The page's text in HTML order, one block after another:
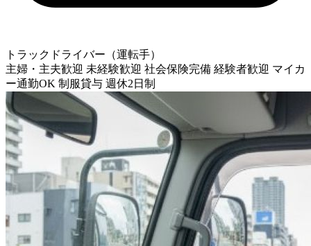
トラックドライバー（運転手）
主婦・主夫歓迎 未経験歓迎 社会保険完備 経験者歓迎 マイカ
ー通勤OK 制服貸与 週休2日制